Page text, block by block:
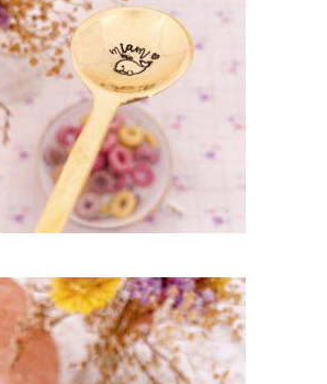
GRAVÉE EN LAITON DORÉ LA
LAURA : MIAM
35,00
AJOUTER AU PANIER